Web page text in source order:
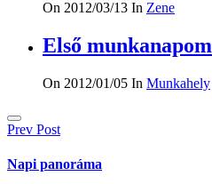
On 2012/03/13 In Zene
Első munkanapom
On 2012/01/05 In Munkahely
Bejegyzés
navigáció
Prev Post
Napi panoráma